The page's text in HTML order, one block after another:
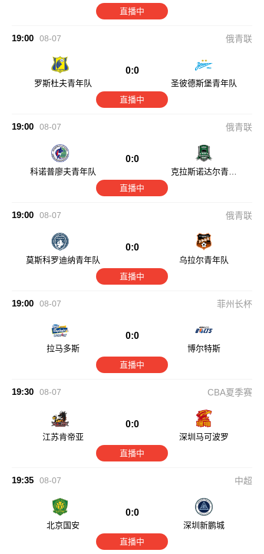
直播中
19:00 08-07 俄青联
罗斯杜夫青年队
0:0
圣彼德斯堡青年队
直播中
19:00 08-07 俄青联
科诺普廖夫青年队
0:0
克拉斯诺达尔青年
直播中
19:00 08-07 俄青联
莫斯科罗迪纳青年队
0:0
乌拉尔青年队
直播中
19:00 08-07 菲州长杯
拉马多斯
0:0
博尔特斯
直播中
19:30 08-07 CBA夏季赛
江苏肯帝亚
0:0
深圳马可波罗
直播中
19:35 08-07 中超
北京国安
0:0
深圳新鹏城
直播中